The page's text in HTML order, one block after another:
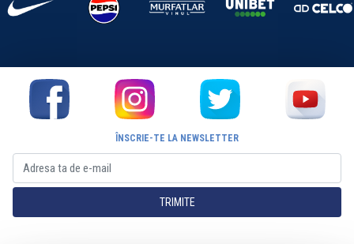
ÎNSCRIE-TE LA NEWSLETTER
TRIMITE